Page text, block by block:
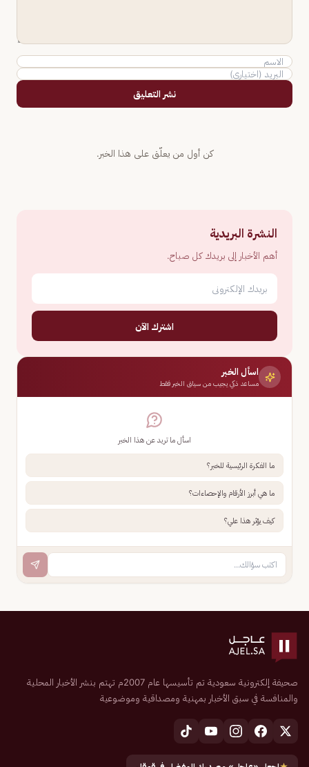
نشر التعليق
كن أول من يعلّق على هذا الخبر.
النشرة البريدية
أهم الأخبار إلى بريدك كل صباح.
اشترك الآن
اسأل الخبر
مساعد ذكي يجيب من سياق الخبر فقط
اسأل ما تريد عن هذا الخبر
ما الفكرة الرئيسية للخبر؟
ما هي أبرز الأرقام والإحصاءات؟
كيف يؤثر هذا علي؟
صحيفة إلكترونية سعودية تم تأسيسها عام 2007م تهتم بنشر الأخبار المحلية
والمنافسة في سبق الأخبار بمهنية ومصداقية وموضوعية